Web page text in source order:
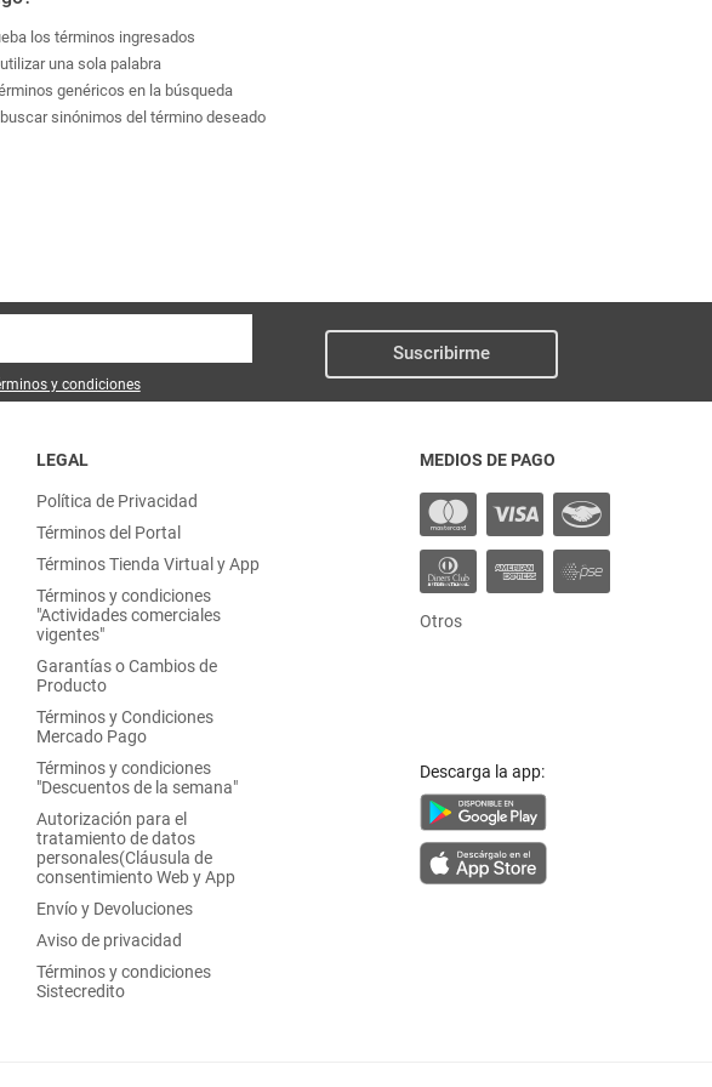
los términos ingresados
una sola palabra
genéricos en la búsqueda
sinónimos del término deseado
y condiciones
Suscribirme
LEGAL
Política de Privacidad
Términos del Portal
Términos Tienda Virtual y App
Términos y condiciones
"Actividades comerciales
vigentes"
Garantías o Cambios de
Producto
Términos y Condiciones
Mercado Pago
Términos y condiciones
"Descuentos de la semana"
Autorización para el
tratamiento de datos
personales(Cláusula de
consentimiento Web y App
Envío y Devoluciones
Aviso de privacidad
Términos y condiciones
Sistecredito
MEDIOS DE PAGO
Otros
Descarga la app: